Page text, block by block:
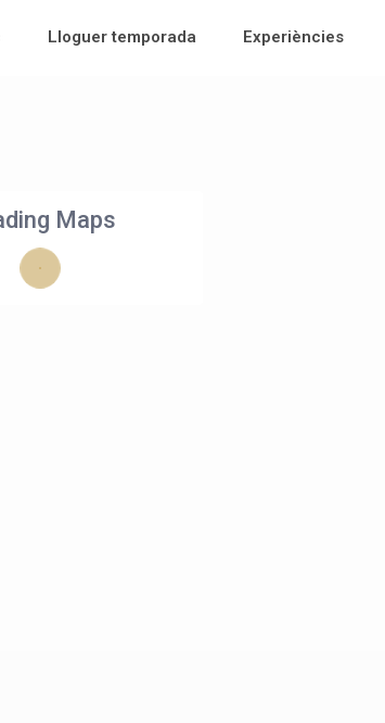
Lloguer temporada Experiències
Maps